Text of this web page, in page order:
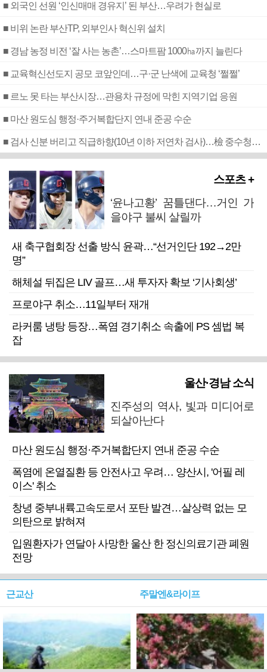
■ 외국인 선원 ‘인신매매 경유지’ 된 부산…우려가 현실로
■ 비위 논란 부산TP, 외부인사 혁신위 설치
■ 경남 농정 비전 ‘잘 사는 농촌’…스마트팜 1000㏊까지 늘린다
■ 교육혁신선도지 공모 코앞인데…구·군 난색에 교육청 ‘쩔쩔’
■ 르노 못 타는 부산시장…관용차 규정에 막힌 지역기업 응원
■ 마산 원도심 행정·주거복합단지 연내 준공 수순
■ 검사 신분 버리고 직급하향(10년 이하 저연차 검사)…檢 중수청행 기피
스포츠 +
‘윤나고황’ 꿈틀댄다…거인 가
을야구 불씨 살릴까
새 축구협회장 선출 방식 윤곽…“선거인단 192→2만
명”
해체설 뒤집은 LIV 골프…새 투자자 확보 ‘기사회생’
프로야구 취소…11일부터 재개
라커룸 냉탕 등장…폭염 경기취소 속출에 PS 셈법 복
잡
울산·경남 소식
진주성의 역사, 빛과 미디어로
되살아난다
마산 원도심 행정·주거복합단지 연내 준공 수순
폭염에 온열질환 등 안전사고 우려… 양산시, '어필 레
이스' 취소
창녕 중부내륙고속도로서 포탄 발견…살상력 없는 모
의탄으로 밝혀져
입원환자가 연달아 사망한 울산 한 정신의료기관 폐원
전망
근교산 주말엔&라이프